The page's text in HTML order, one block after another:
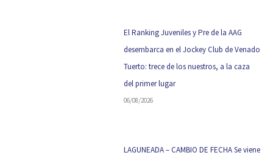
El Ranking Juveniles y Pre de la AAG
desembarca en el Jockey Club de Venado
Tuerto: trece de los nuestros, a la caza
del primer lugar
06/08/2026
LAGUNEADA – CAMBIO DE FECHA Se viene